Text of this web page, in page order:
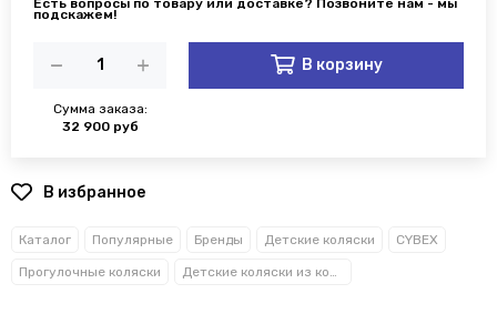
Сумма заказа:
32 900 руб
В корзину
В избранное
Каталог Популярные Бренды Детские коляски CYBEX
Прогулочные коляски Детские коляски из коллекции «CYBEX BEEZY»